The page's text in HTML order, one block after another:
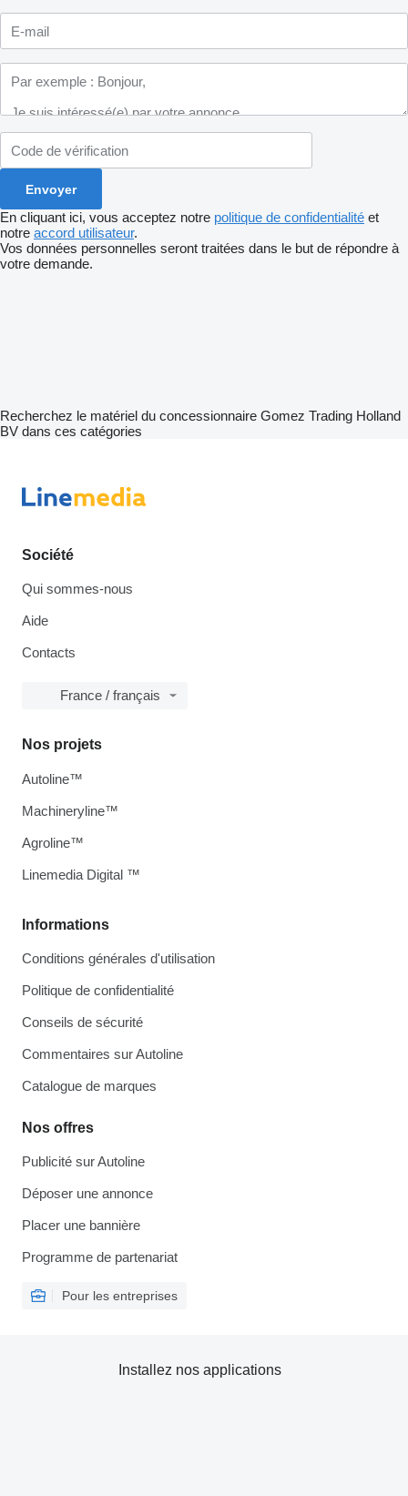
En cliquant ici, vous acceptez notre politique de confidentialité et
notre accord utilisateur.
Vos données personnelles seront traitées dans le but de répondre à
votre demande.
Recherchez le matériel du concessionnaire Gomez Trading Holland
BV dans ces catégories
Société
Qui sommes-nous
Aide
Contacts
France / français
Informations
Conditions générales d'utilisation
Politique de confidentialité
Conseils de sécurité
Commentaires sur Autoline
Catalogue de marques
Nos offres
Publicité sur Autoline
Déposer une annonce
Placer une bannière
Programme de partenariat
Pour les entreprises
Nos projets
Autoline™
Machineryline™
Agroline™
Linemedia Digital ™
Installez nos applications